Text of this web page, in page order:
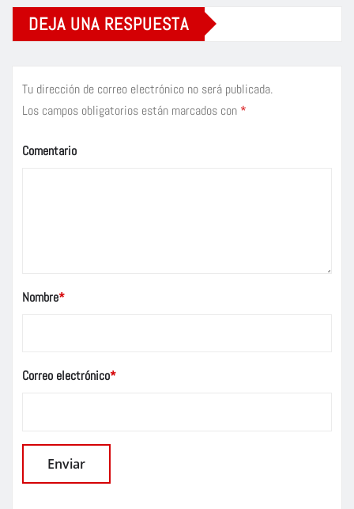
DEJA UNA RESPUESTA
Tu dirección de correo electrónico no será publicada.
Los campos obligatorios están marcados con *
Comentario
Nombre*
Correo electrónico*